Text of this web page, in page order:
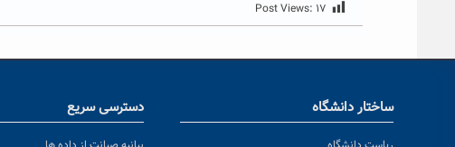
Post Views: ۱۷
ساختار دانشگاه دسترسی سریع